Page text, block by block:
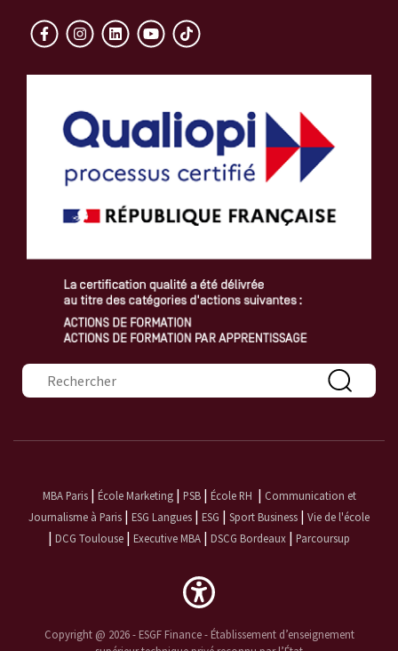
Formulaire de recherche
MBA Paris| École Marketing| PSB| École RH | Communication et
Journalisme à Paris | ESG Langues | ESG | Sport Business | Vie de l'école
| DCG Toulouse | Executive MBA | DSCG Bordeaux | Parcoursup
Copyright @ 2026 - ESGF Finance - Établissement d’enseignement